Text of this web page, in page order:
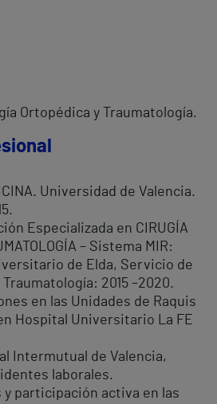
Ortopédica y Traumatología.
Universidad de Valencia.
Especializada en CIRUGÍA
– Sistema MIR:
de Elda, Servicio de
2015 –2020.
en las Unidades de Raquis
Hospital Universitario La FE
Intermutual de Valencia,
laborales.
participación activa en las